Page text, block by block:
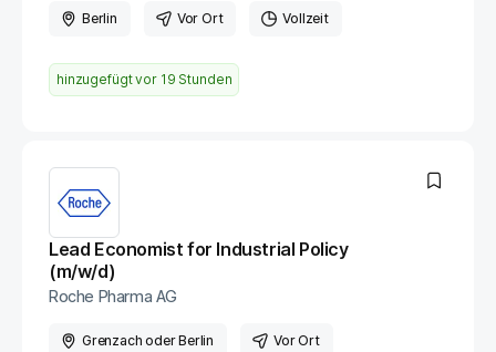
Berlin Vor Ort Vollzeit
hinzugefügt vor 19 Stunden
Lead Economist for Industrial Policy
(m/w/d)
Roche Pharma AG
Grenzach oder Berlin Vor Ort